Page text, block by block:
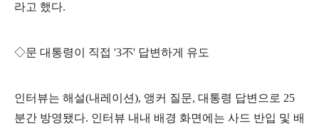
라고 했다.
◇문 대통령이 직접 '3不' 답변하게 유도
인터뷰는 해설(내레이션), 앵커 질문, 대통령 답변으로 25
분간 방영됐다. 인터뷰 내내 배경 화면에는 사드 반입 및 배